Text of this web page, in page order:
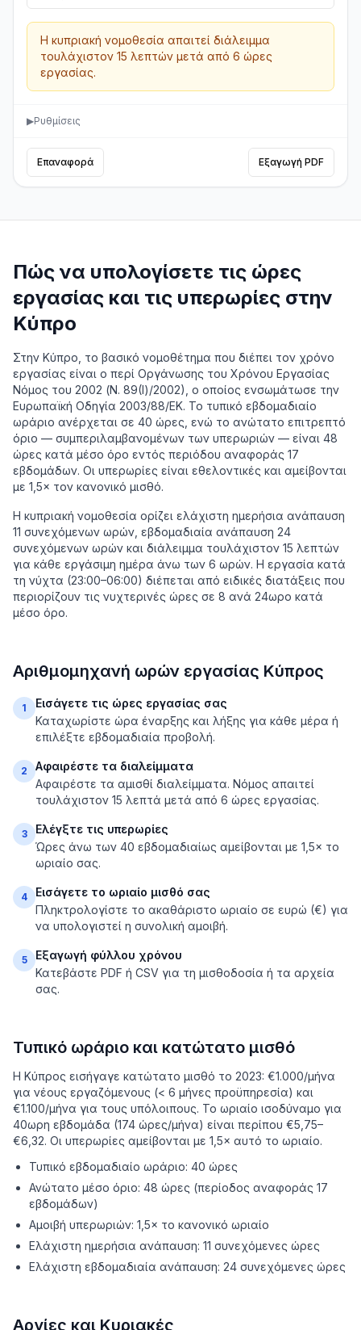
Η κυπριακή νομοθεσία απαιτεί διάλειμμα
τουλάχιστον 15 λεπτών μετά από 6 ώρες
εργασίας.
▶Ρυθμίσεις
Επαναφορά Εξαγωγή PDF
Πώς να υπολογίσετε τις ώρες
εργασίας και τις υπερωρίες στην
Κύπρο
Στην Κύπρο, το βασικό νομοθέτημα που διέπει τον χρόνο
εργασίας είναι ο περί Οργάνωσης του Χρόνου Εργασίας
Νόμος του 2002 (Ν. 89(Ι)/2002), ο οποίος ενσωμάτωσε την
Ευρωπαϊκή Οδηγία 2003/88/ΕΚ. Το τυπικό εβδομαδιαίο
ωράριο ανέρχεται σε 40 ώρες, ενώ το ανώτατο επιτρεπτό
όριο — συμπεριλαμβανομένων των υπερωριών — είναι 48
ώρες κατά μέσο όρο εντός περιόδου αναφοράς 17
εβδομάδων. Οι υπερωρίες είναι εθελοντικές και αμείβονται
με 1,5× τον κανονικό μισθό.
Η κυπριακή νομοθεσία ορίζει ελάχιστη ημερήσια ανάπαυση
11 συνεχόμενων ωρών, εβδομαδιαία ανάπαυση 24
συνεχόμενων ωρών και διάλειμμα τουλάχιστον 15 λεπτών
για κάθε εργάσιμη ημέρα άνω των 6 ωρών. Η εργασία κατά
τη νύχτα (23:00–06:00) διέπεται από ειδικές διατάξεις που
περιορίζουν τις νυχτερινές ώρες σε 8 ανά 24ωρο κατά
μέσο όρο.
Αριθμομηχανή ωρών εργασίας Κύπρος
1
Εισάγετε τις ώρες εργασίας σας
Καταχωρίστε ώρα έναρξης και λήξης για κάθε μέρα ή
επιλέξτε εβδομαδιαία προβολή.
2
Αφαιρέστε τα διαλείμματα
Αφαιρέστε τα αμισθί διαλείμματα. Νόμος απαιτεί
τουλάχιστον 15 λεπτά μετά από 6 ώρες εργασίας.
3
Ελέγξτε τις υπερωρίες
Ώρες άνω των 40 εβδομαδιαίως αμείβονται με 1,5× το
ωριαίο σας.
4
Εισάγετε το ωριαίο μισθό σας
Πληκτρολογίστε το ακαθάριστο ωριαίο σε ευρώ (€) για
να υπολογιστεί η συνολική αμοιβή.
5
Εξαγωγή φύλλου χρόνου
Κατεβάστε PDF ή CSV για τη μισθοδοσία ή τα αρχεία
σας.
Τυπικό ωράριο και κατώτατο μισθό
Η Κύπρος εισήγαγε κατώτατο μισθό το 2023: €1.000/μήνα
για νέους εργαζόμενους (< 6 μήνες προϋπηρεσία) και
€1.100/μήνα για τους υπόλοιπους. Το ωριαίο ισοδύναμο για
40ωρη εβδομάδα (174 ώρες/μήνα) είναι περίπου €5,75–
€6,32. Οι υπερωρίες αμείβονται με 1,5× αυτό το ωριαίο.
Τυπικό εβδομαδιαίο ωράριο: 40 ώρες
Ανώτατο μέσο όριο: 48 ώρες (περίοδος αναφοράς 17
εβδομάδων)
Αμοιβή υπερωριών: 1,5× το κανονικό ωριαίο
Ελάχιστη ημερήσια ανάπαυση: 11 συνεχόμενες ώρες
Ελάχιστη εβδομαδιαία ανάπαυση: 24 συνεχόμενες ώρες
Αργίες και Κυριακές